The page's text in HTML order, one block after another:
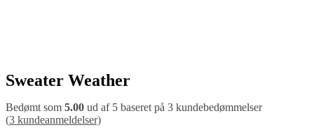
Sweater Weather
Bedømt som 5.00 ud af 5 baseret på 3 kundebedømmelser
(3 kundeanmeldelser)